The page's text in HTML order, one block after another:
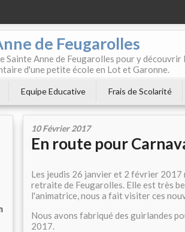
de Feugarolles
Sainte Anne de Feugarolles pour y
d'une petite école en Lot et Garonne.
Equipe Educative Frais de Scolarité
10 Février 2017
En route pour
Les jeudis 26 janvier et 2 février 2017
retraite de Feugarolles. Elle est très
l'animatrice, nous a fait visiter ces
Nous avons fabriqué des guirlandes
2017.